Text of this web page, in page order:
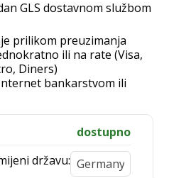
GLS dostavnom službom
prilikom preuzimanja
ili na rate (Visa,
Diners)
bankarstvom ili
dostupno
državu: